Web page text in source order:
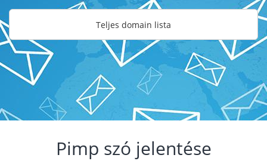
Teljes domain lista
Pimp szó jelentése